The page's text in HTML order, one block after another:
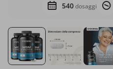
540dosaggi